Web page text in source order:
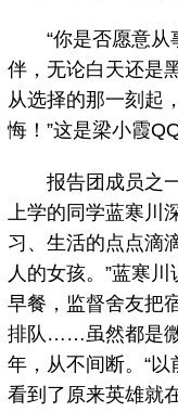
“你是否愿意从
伴，无论白天还是
从选择的那一刻起
悔！”这是梁小霞
报告团成员之一
上学的同学蓝寒川
习、生活的点点滴
人的女孩。”蓝寒
早餐，监督舍友把
排队……虽然都是
年，从不间断。“
看到了原来英雄就